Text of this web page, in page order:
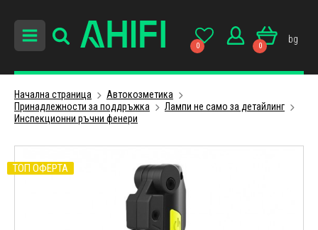
0 0
bg
Начална страница
Автокозметика
Принадлежности за поддръжка
Лампи не само за детайлинг
Инспекционни ръчни фенери
ТОП ОФЕРТА